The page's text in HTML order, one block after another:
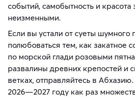
событий, самобытность и красота
неизменными.
Если вы устали от суеты шумного
полюбоваться тем, как закатное
по морской глади розовыми
развалины древних крепостей и
ветках, отправляйтесь в
2026—2027 году как раз